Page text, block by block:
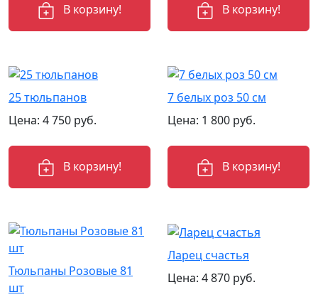
В корзину! В корзину!
25 тюльпанов
Цена: 4 750 руб.
В корзину!
7 белых роз 50 см
Цена: 1 800 руб.
В корзину!
Тюльпаны Розовые 81
шт
Ларец счастья
Цена: 4 870 руб.